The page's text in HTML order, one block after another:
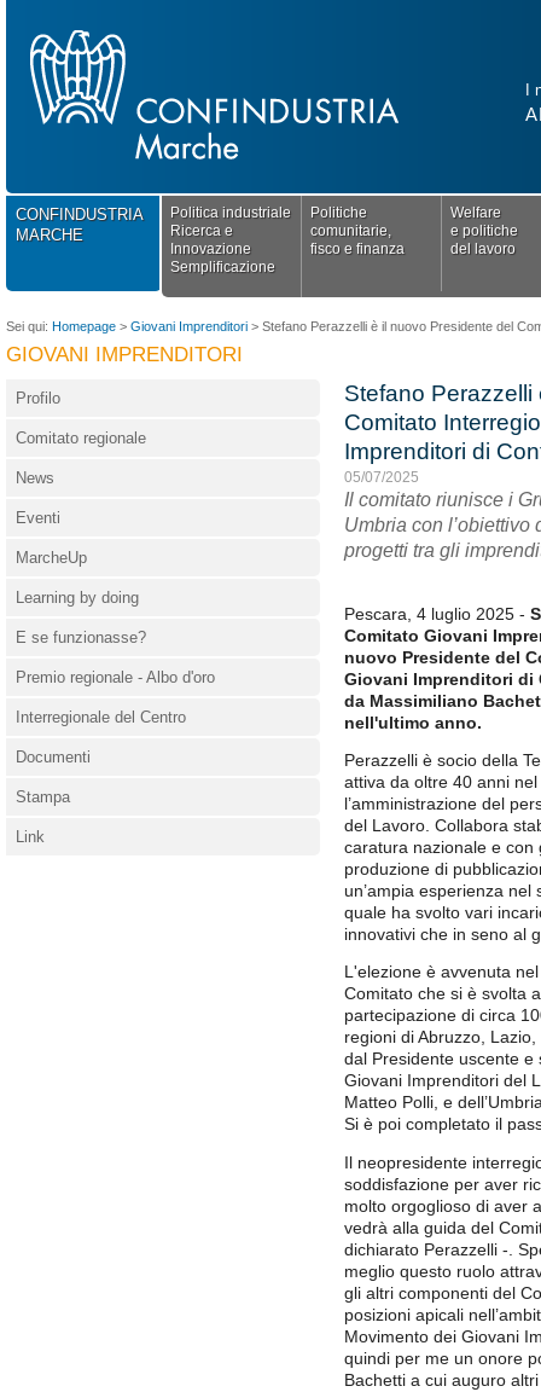
CONFINDUSTRIA
MARCHE
Politica industriale
Ricerca e
Innovazione
Semplificazione
Politiche
comunitarie,
fisco e finanza
Welfare
e politiche
del lavoro
Sei qui: Homepage > Giovani Imprenditori > Stefano Perazzelli è il nuovo Presidente del
GIOVANI IMPRENDITORI
Stefano
Comitato
Imprenditori di
05/07/2025
Il comitato riunisce i
Umbria con
progetti tra gli
Pescara, 4 luglio 2025 -
Comitato Giovani
nuovo Presidente del
Giovani Imprenditori
da Massimiliano
nell'ultimo anno.
Perazzelli è socio della
attiva da oltre 40 anni
l’amministrazione del
del Lavoro. Collabora
caratura nazionale e
produzione di
un’ampia esperienza nel
quale ha svolto vari
innovativi che in seno al
L'elezione è avvenuta
Comitato che si è svolta
partecipazione di circa
regioni di Abruzzo,
dal Presidente uscente
Giovani Imprenditori del
Matteo Polli, e
Si è poi completato il
Il neopresidente
soddisfazione per aver
molto orgoglioso di aver
vedrà alla guida del
dichiarato Perazzelli -.
meglio questo ruolo
gli altri componenti del
posizioni apicali
Movimento dei Giovani
quindi per me un onore
Bachetti a cui auguro
Profilo
Comitato regionale
News
Eventi
MarcheUp
Learning by doing
E se funzionasse?
Premio regionale - Albo d'oro
Interregionale del Centro
Documenti
Stampa
Link